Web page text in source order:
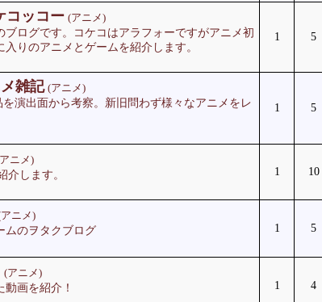
コッコー (アニメ)
ブログです。コケコはアラフォーですがアニメ初
りのアニメとゲームを紹介します。
1 5
雑記 (アニメ)
演出面から考察。新旧問わず様々なアニメをレ
1 5
ニメ)
介します。
1 10
ニメ)
ムのヲタクブログ
1 5
(アニメ)
画を紹介！
1 4